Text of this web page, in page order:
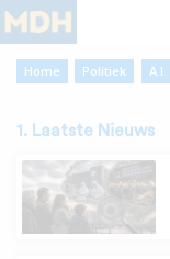
Home Politiek A.I.
1. Laatste Nieuws